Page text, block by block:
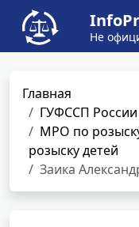
Не
Главная
ГУФССП
МРО по
розыску детей
Заика